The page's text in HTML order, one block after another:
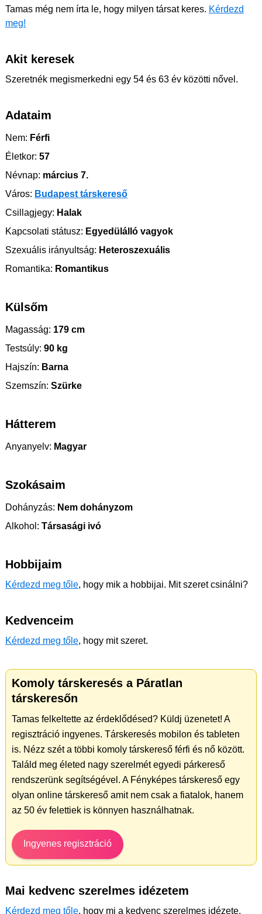
Tamas még nem írta le, hogy milyen társat keres. Kérdezd
meg!
Akit keresek
Szeretnék megismerkedni egy 54 és 63 év közötti nővel.
Adataim
Nem: Férfi
Életkor: 57
Névnap: március 7.
Város: Budapest társkereső
Csillagjegy: Halak
Kapcsolati státusz: Egyedülálló vagyok
Szexuális irányultság: Heteroszexuális
Romantika: Romantikus
Külsőm
Magasság: 179 cm
Testsúly: 90 kg
Hajszín: Barna
Szemszín: Szürke
Hátterem
Anyanyelv: Magyar
Szokásaim
Dohányzás: Nem dohányzom
Alkohol: Társasági ivó
Hobbijaim
Kérdezd meg tőle, hogy mik a hobbijai. Mit szeret csinálni?
Kedvenceim
Kérdezd meg tőle, hogy mit szeret.
Komoly társkeresés a Páratlan
társkeresőn
Tamas felkeltette az érdeklődésed? Küldj üzenetet! A
regisztráció ingyenes. Társkeresés mobilon és tableten
is. Nézz szét a többi komoly társkereső férfi és nő között.
Találd meg életed nagy szerelmét egyedi párkereső
rendszerünk segítségével. A Fényképes társkereső egy
olyan online társkereső amit nem csak a fiatalok, hanem
az 50 év felettiek is könnyen használhatnak.
Ingyenes regisztráció
Mai kedvenc szerelmes idézetem
Kérdezd meg tőle, hogy mi a kedvenc szerelmes idézete.